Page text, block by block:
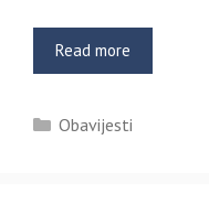
Read more
Kategorije
Obavijesti